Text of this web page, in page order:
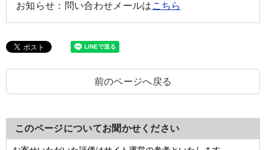
お知らせ： 問い合わせメールは こちら
前のページへ戻る
このページについてお聞かせください